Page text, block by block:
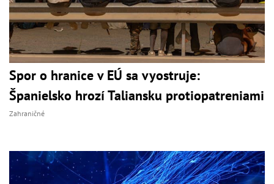
Spor o hranice v EÚ sa vyostruje:
Španielsko hrozí Taliansku protiopatreniami
Zahraničné